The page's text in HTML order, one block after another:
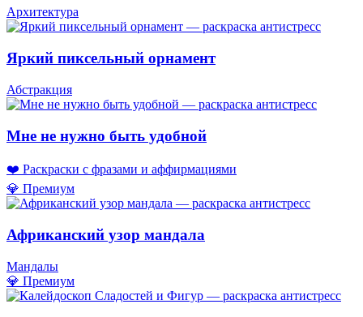
Архитектура
Яркий пиксельный орнамент
Абстракция
Мне не нужно быть удобной
❤️ Раскраски с фразами и аффирмациями
💎 Премиум
Африканский узор мандала
Мандалы
💎 Премиум